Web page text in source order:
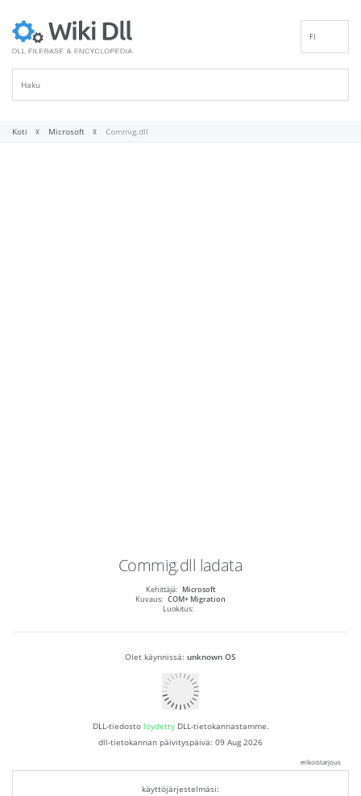
FI
Koti Microsoft Commig.dll
Commig.dll ladata
Kehittäjä: Microsoft
Kuvaus: COM+ Migration
Luokitus:
Olet käynnissä: unknown OS
DLL-tiedosto löydettyDLL-tietokannastamme.
dll-tietokannan päivityspäivä: 09 Aug 2026
erikoistarjous
käyttöjärjestelmäsi: